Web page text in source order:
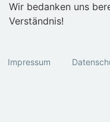
Wir bedanken uns
Verständnis!
Impressum